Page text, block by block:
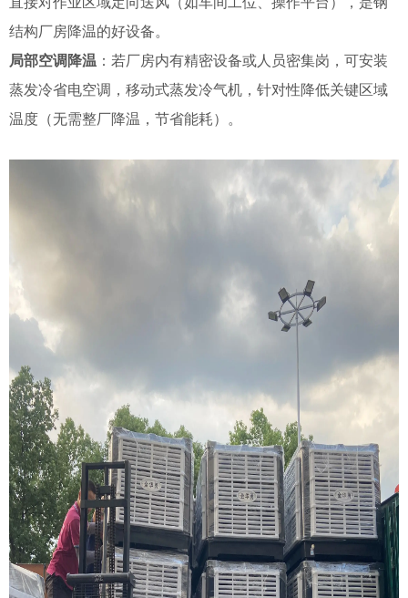
结构厂房降温的好设备。
局部空调降温 ：若厂房内有精密设备或人员密集岗，可安装
蒸发冷省电空调，移动式蒸发冷气机，针对性降低关键区域
温度（无需整厂降温，节省能耗）。